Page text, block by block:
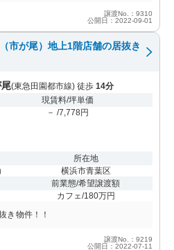
譲渡No.：9310
公開日：2022-09-01
市が尾）地上1階店舗の居抜き
(東急田園都市線) 徒歩 14分
現賃料/坪単価
－ /7,778円
）
所在地
横浜市青葉区
前業態/希望譲渡額
カフェ/180万円
き物件！！
譲渡No.：9219
公開日：2022-07-11